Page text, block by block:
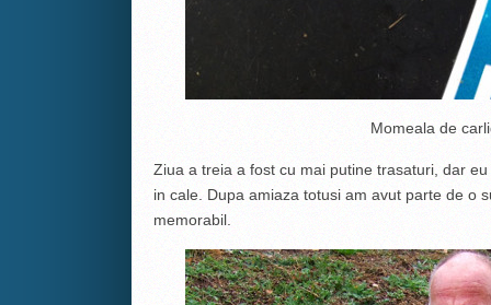
Momeala de
Ziua a treia a fost cu mai putine trasaturi, dar
in cale. Dupa amiaza totusi am avut parte de o
memorabil.